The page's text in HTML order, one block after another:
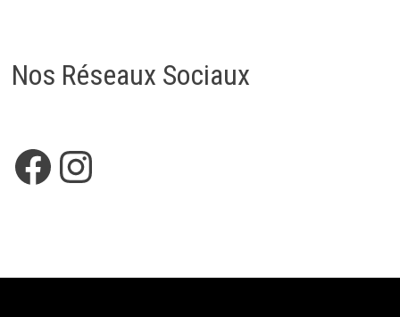
Nos Réseaux Sociaux
Facebook
Instagram